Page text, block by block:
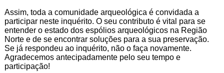
Assim, toda a comunidade arqueológica é convidada a
participar neste inquérito. O seu contributo é vital para se
entender o estado dos espólios arqueológicos na Região
Norte e de se encontrar soluções para a sua preservação.
Se já respondeu ao inquérito, não o faça novamente.
Agradecemos antecipadamente pelo seu tempo e
participação!